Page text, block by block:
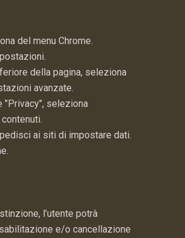
del menu Chrome.
della pagina, seleziona
avanzate.
"Privacy", seleziona
ai siti di impostare dati.
l’utente potrà
e/o cancellazione